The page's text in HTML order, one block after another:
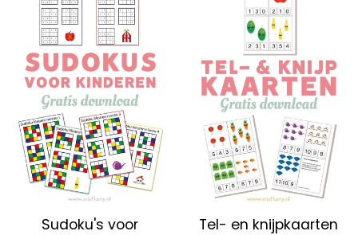
Sudoku's voor
Tel- en knijpkaarten